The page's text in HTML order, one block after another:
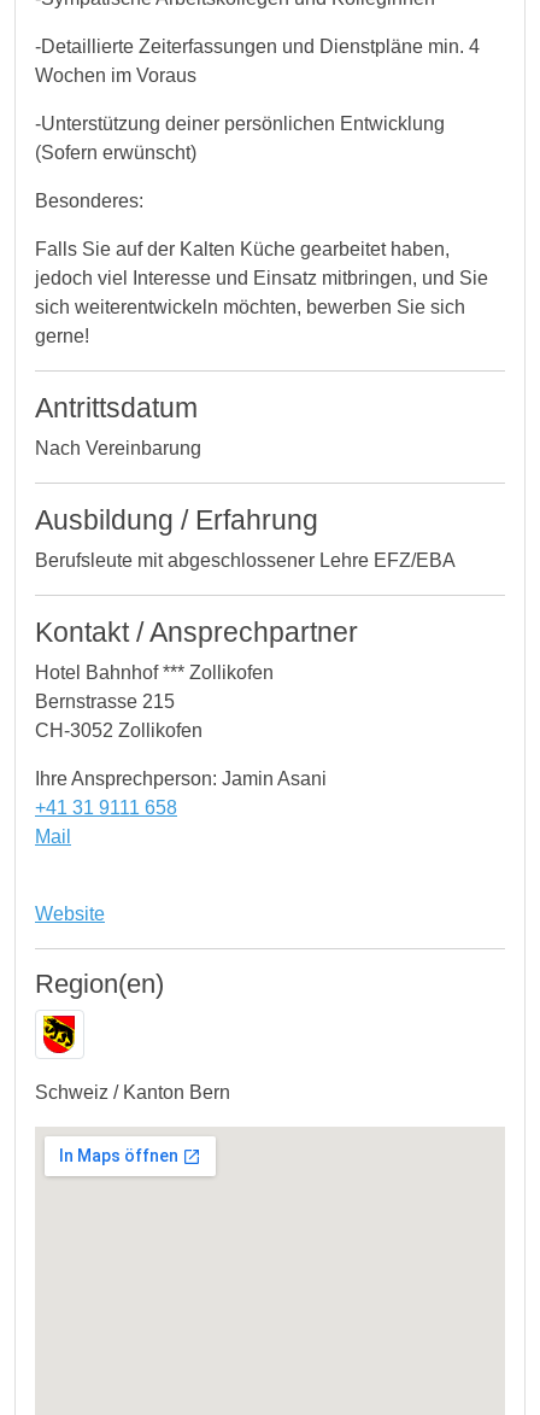
-Detaillierte Zeiterfassungen und Dienstpläne min. 4
Wochen im Voraus
-Unterstützung deiner persönlichen Entwicklung
(Sofern erwünscht)
Besonderes:
Falls Sie auf der Kalten Küche gearbeitet haben,
jedoch viel Interesse und Einsatz mitbringen, und Sie
sich weiterentwickeln möchten, bewerben Sie sich
gerne!
Antrittsdatum
Nach Vereinbarung
Ausbildung / Erfahrung
Berufsleute mit abgeschlossener Lehre EFZ/EBA
Kontakt / Ansprechpartner
Hotel Bahnhof *** Zollikofen
Bernstrasse 215
CH-3052 Zollikofen
Ihre Ansprechperson: Jamin Asani
+41 31 9111 658
Mail
Website
Region(en)
Schweiz / Kanton Bern